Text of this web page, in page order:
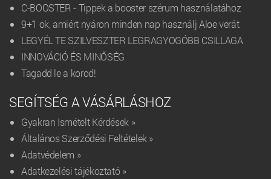
C-BOOSTER - Tippek a booster szérum használatához
9+1 ok, amiért nyáron minden nap használj Aloe verát
LEGYÉL TE SZILVESZTER LEGRAGYOGÓBB CSILLAGA
INNOVÁCIÓ ÉS MINŐSÉG
Tagadd le a korod!
SEGÍTSÉG A VÁSÁRLÁSHOZ
Gyakran Ismételt Kérdések »
Általános Szerződési Feltételek »
Adatvédelem »
Adatkezelési tájékoztató »